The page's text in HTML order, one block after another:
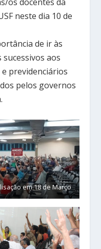
neste dia 10 de
de ir às
aos
previdenciários
pelos governos
em 18 de Março